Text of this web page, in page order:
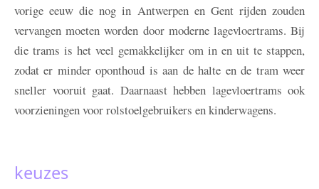
vorige eeuw die nog in Antwerpen en Gent rijden zouden
vervangen moeten worden door moderne lagevloertrams. Bij
die trams is het veel gemakkelijker om in en uit te stappen,
zodat er minder oponthoud is aan de halte en de tram weer
sneller vooruit gaat. Daarnaast hebben lagevloertrams ook
voorzieningen voor rolstoelgebruikers en kinderwagens.
keuzes